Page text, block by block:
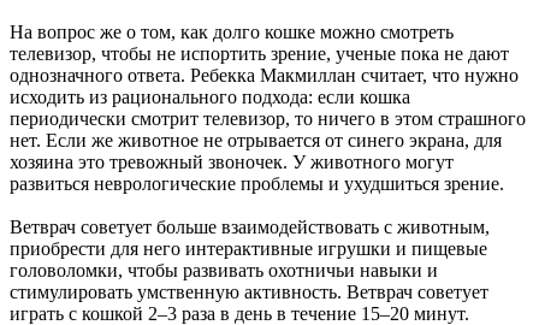
На вопрос же о том, как долго кошке можно смотреть
телевизор, чтобы не испортить зрение, ученые пока не дают
однозначного ответа. Ребекка Макмиллан считает, что нужно
исходить из рационального подхода: если кошка
периодически смотрит телевизор, то ничего в этом страшного
нет. Если же животное не отрывается от синего экрана, для
хозяина это тревожный звоночек. У животного могут
развиться неврологические проблемы и ухудшиться зрение.
Ветврач советует больше взаимодействовать с животным,
приобрести для него интерактивные игрушки и пищевые
головоломки, чтобы развивать охотничьи навыки и
стимулировать умственную активность. Ветврач советует
играть с кошкой 2–3 раза в день в течение 15–20 минут.